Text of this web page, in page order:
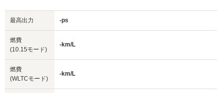
最高出力 -ps
燃費
(10.15モード)
-km/L
燃費
(WLTCモード)
-km/L